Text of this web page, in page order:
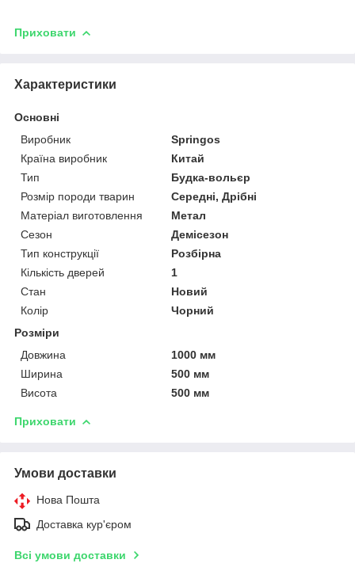
Приховати
Характеристики
Основні
Виробник
Springos
Країна виробник
Китай
Тип
Будка-вольєр
Розмір породи тварин
Середні, Дрібні
Матеріал виготовлення
Метал
Сезон
Демісезон
Тип конструкції
Розбірна
Кількість дверей
1
Стан
Новий
Колір
Чорний
Розміри
Довжина
1000 мм
Ширина
500 мм
Висота
500 мм
Приховати
Умови доставки
Нова Пошта
Доставка кур'єром
Всі умови доставки